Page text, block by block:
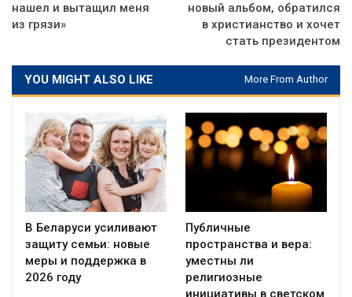
нашел и вытащил меня
из грязи»
новый альбом, обратился
в христианство и хочет
стать президентом
YOU MIGHT ALSO LIKE More From Author
В Беларуси усиливают
защиту семьи: новые
меры и поддержка в
2026 году
Публичные
пространства и вера:
уместны ли
религиозные
инициативы в светском